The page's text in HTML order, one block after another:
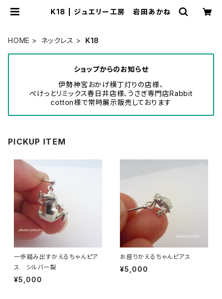
K18 | ジュエリー工房 岩田あかね
HOME ネックレス K18
ショップからのお知らせ
伊勢神宮おかげ横丁灯りの店様、
ぺけっとリミックス春日井店様、うさぎ専門店Rabbit
cotton様で常時展示販売しております
PICKUP ITEM
一歩踏み出すかえるちゃんピア
ス シルバー製
¥5,000
お座りかえるちゃんピアス
¥5,000